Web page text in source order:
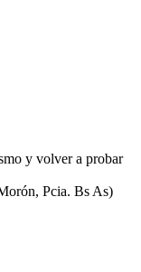
y volver a probar
Pcia. Bs As)